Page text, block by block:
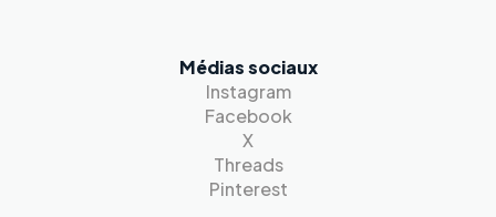
Médias sociaux
Instagram
Facebook
X
Threads
Pinterest